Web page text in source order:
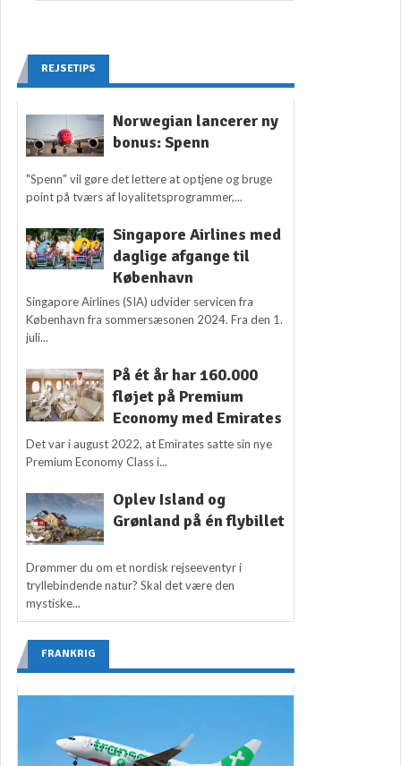
REJSETIPS
Norwegian lancerer ny
bonus: Spenn
"Spenn" vil gøre det lettere at optjene og bruge
point på tværs af loyalitetsprogrammer,...
Singapore Airlines med
daglige afgange til
København
Singapore Airlines (SIA) udvider servicen fra
København fra sommersæsonen 2024. Fra den 1.
juli...
På ét år har 160.000
fløjet på Premium
Economy med Emirates
Det var i august 2022, at Emirates satte sin nye
Premium Economy Class i...
Oplev Island og
Grønland på én flybillet
Drømmer du om et nordisk rejseeventyr i
tryllebindende natur? Skal det være den
mystiske...
FRANKRIG